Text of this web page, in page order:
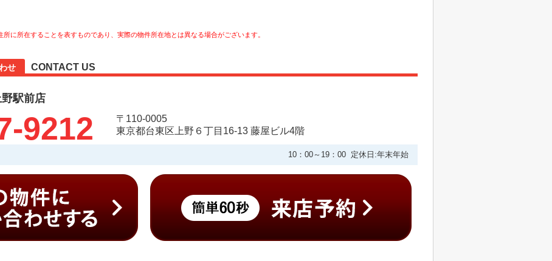
に所在することを表すものであり、実際の物件所在地とは異なる場合がございます。
せ CONTACT US
駅前店
9212
〒110-0005
東京都台東区上野６丁目16-13 藤屋ビル4階
10：00～19：00 定休日:年末年始